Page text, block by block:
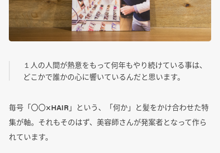
１人の人間が熱意をもって何年もやり続けている事は、
どこかで誰かの心に響いているんだと思います。
毎号「〇〇×HAIR」という、「何か」と髪をかけ合わせた特
集が軸。それもそのはず、美容師さんが発案者となって作ら
れています。